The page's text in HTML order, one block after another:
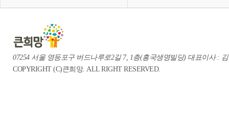
07254 서울 영등포구 버드나루로2길 7, 1층(흥국생명빌딩) 대표이사 : 김
COPYRIGHT (C)큰희망. ALL RIGHT RESERVED.